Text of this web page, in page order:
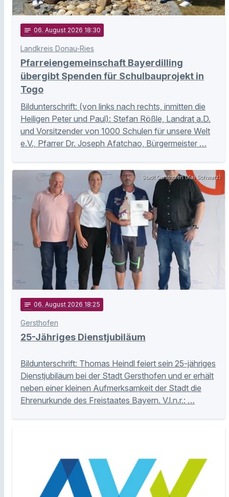
notes 06. August 2026 18:30
Landkreis Donau-Ries
Pfarreiengemeinschaft Bayerdilling
übergibt Spenden für Schulbauprojekt in
Togo
Bildunterschrift: (von links nach rechts, inmitten die
Heiligen Peter und Paul): Stefan Rößle, Landrat a.D.
und Vorsitzender von 1000 Schulen für unsere Welt
e.V., Pfarrer Dr. Joseph Afatchao, Bürgermeister …
Stadt Gersthofen (Kai Schwarz)
notes 06. August 2026 18:25
Gersthofen
25-Jähriges Dienstjubiläum
Bildunterschrift: Thomas Heindl feiert sein 25-jähriges
Dienstjubiläum bei der Stadt Gersthofen und er erhält
neben einer kleinen Aufmerksamkeit der Stadt die
Ehrenurkunde des Freistaates Bayern. V.l.n.r.: …